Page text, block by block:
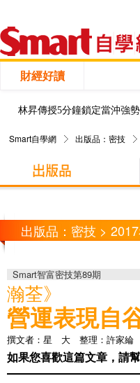
財經好讀
林昇傳授5分鐘鎖定當沖強勢
Smart自學網 出版品：密技
出版品：密技 >
Smart智富密技第89期
瀚荃》
營運表現自
撰文者：星 大 整理：許家綸
如果您喜歡這篇文章，請